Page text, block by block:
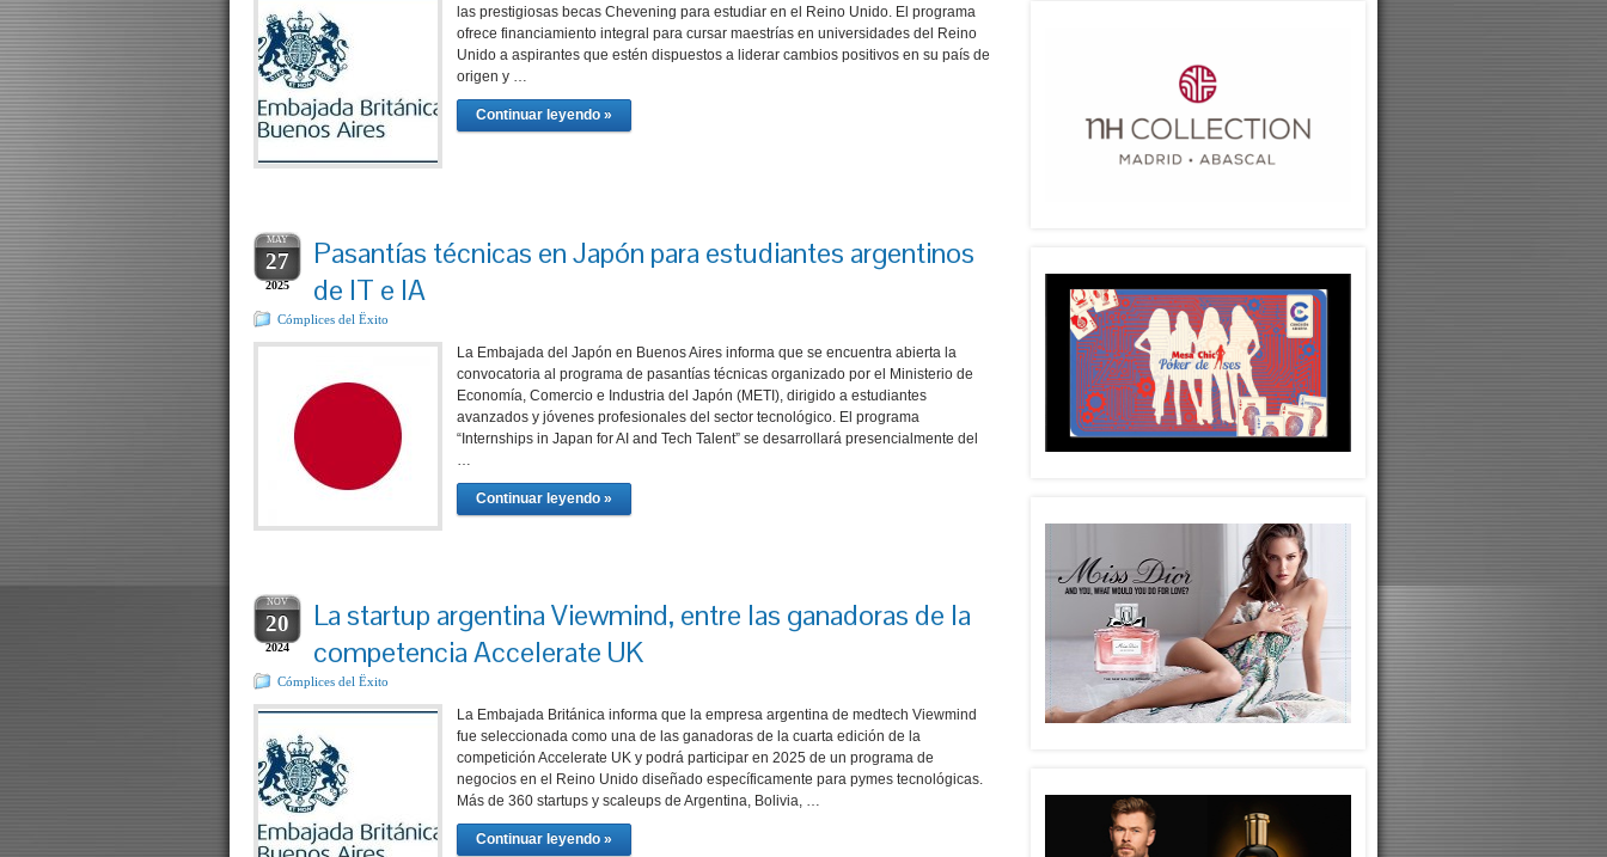
las prestigiosas becas Chevening para estudiar en el Reino Unido. El programa
ofrece financiamiento integral para cursar maestrías en universidades del Reino
Unido a aspirantes que estén dispuestos a liderar cambios positivos en su país de
origen y …
Continuar leyendo »
MAY
27
2025
Pasantías técnicas en Japón para estudiantes argentinos
de IT e IA
Cómplices del Ëxito
La Embajada del Japón en Buenos Aires informa que se encuentra abierta la
convocatoria al programa de pasantías técnicas organizado por el Ministerio de
Economía, Comercio e Industria del Japón (METI), dirigido a estudiantes
avanzados y jóvenes profesionales del sector tecnológico. El programa
“Internships in Japan for AI and Tech Talent” se desarrollará presencialmente del
…
Continuar leyendo »
NOV
20
2024
La startup argentina Viewmind, entre las ganadoras de la
competencia Accelerate UK
Cómplices del Ëxito
La Embajada Británica informa que la empresa argentina de medtech Viewmind
fue seleccionada como una de las ganadoras de la cuarta edición de la
competición Accelerate UK y podrá participar en 2025 de un programa de
negocios en el Reino Unido diseñado específicamente para pymes tecnológicas.
Más de 360 startups y scaleups de Argentina, Bolivia, …
Continuar leyendo »